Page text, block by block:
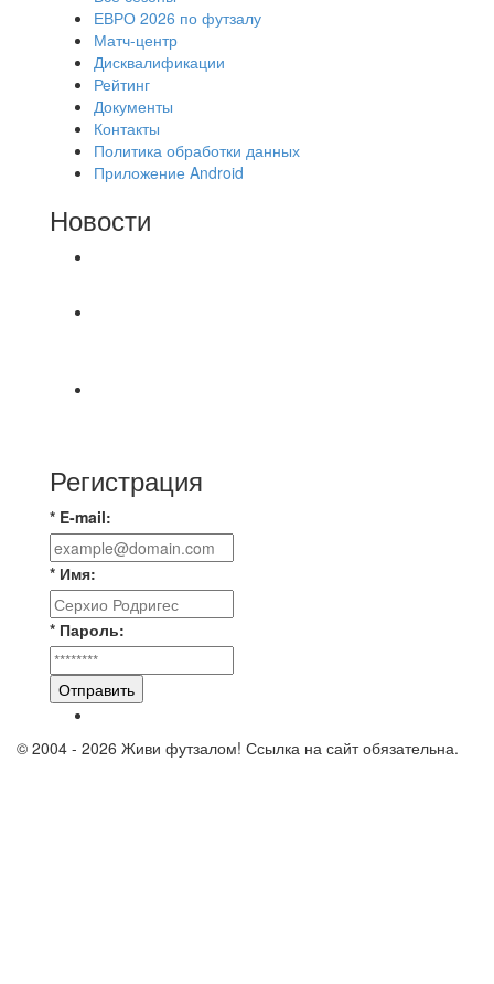
ЕВРО 2026 по футзалу
Матч-центр
Дисквалификации
Рейтинг
Документы
Контакты
Политика обработки данных
Приложение Android
Новости
Регистрация
* E-mail:
* Имя:
* Пароль:
Отправить
© 2004 - 2026 Живи футзалом! Ссылка на сайт обязательна.